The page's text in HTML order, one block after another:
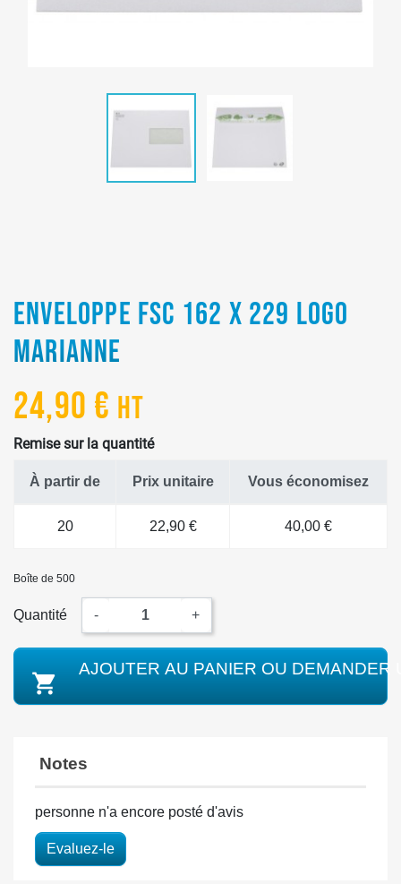
ENVELOPPE FSC 162 X 229 LOGO
MARIANNE
24,90 € HT
Remise sur la quantité
À partir de Prix unitaire Vous économisez
20 22,90 € 40,00 €
Boîte de 500
Quantité - +

AJOUTER AU PANIER OU DEMANDER
Notes
personne n'a encore posté d'avis
Evaluez-le